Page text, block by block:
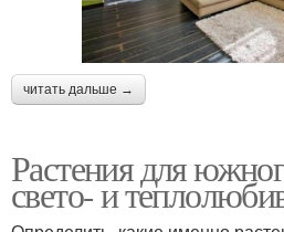
читать дальше →
Растения для
свето- и